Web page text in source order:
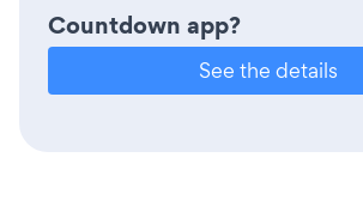
Countdown app?
See the details